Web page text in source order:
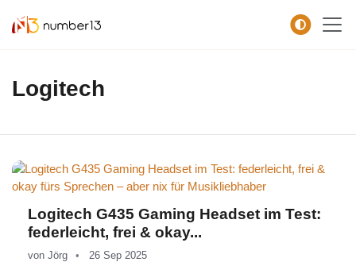
Logitech
Logitech G435 Gaming Headset im Test:
federleicht, frei & okay...
von Jörg 26 Sep 2025